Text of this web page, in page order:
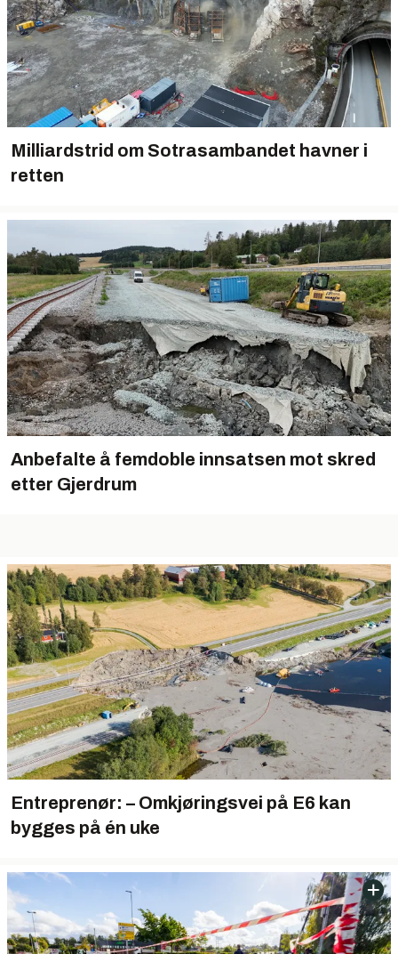
Milliardstrid om Sotrasambandet havner i
retten
Anbefalte å femdoble innsatsen mot skred
etter Gjerdrum
Entreprenør: – Omkjøringsvei på E6 kan
bygges på én uke